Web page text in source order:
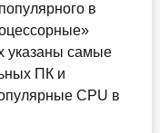
в
указаны самые
ПК и
CPU в